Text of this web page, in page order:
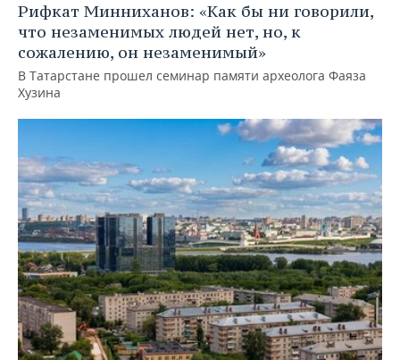
Рифкат Минниханов: «Как бы ни говорили,
что незаменимых людей нет, но, к
сожалению, он незаменимый»
В Татарстане прошел семинар памяти археолога Фаяза
Хузина